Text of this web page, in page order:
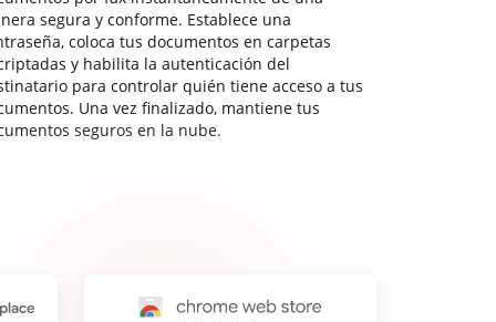
segura y conforme. Establece una
coloca tus documentos en carpetas
y habilita la autenticación del
para controlar quién tiene acceso a tus
Una vez finalizado, mantiene tus
seguros en la nube.